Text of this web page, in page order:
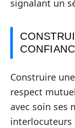
signalant un
Construire
respect
avec soin ses
interlocuteurs